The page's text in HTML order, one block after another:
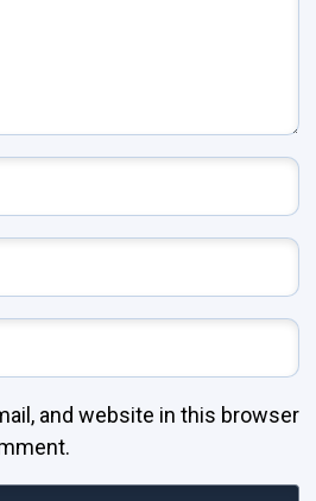
and website in this browser